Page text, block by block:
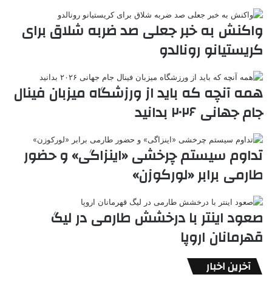
ی
ن
ل
ر
ر
س
ت
t
a
ا
م
واکنش به خبر جعلی صد ضربه شلاق برای
کریستیانو رونالدو
همه آنچه که باید از ورزشگاه میزبان فینال
جام جهانی ۲۰۲۶ بدانید
تداوم سیستم چرخشی «اینزاگی» و حضور
طارمی برابر «لورکوزن»
صعود اینتر با درخشش طارمی در لیگ
قهرمانان اروپا
آخرین اخبار